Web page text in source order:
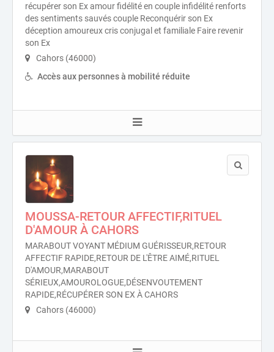
récupérer son Ex amour fidélité en couple infidélité renforts
des sentiments sauvés couple Reconquérir son Ex
déception amoureux cris conjugal et familiale Faire revenir
son Ex
Cahors (46000)
Accès aux personnes à mobilité réduite
MOUSSA-RETOUR AFFECTIF,RITUEL
D'AMOUR À CAHORS
MARABOUT VOYANT MÉDIUM GUÉRISSEUR,RETOUR
AFFECTIF RAPIDE,RETOUR DE L'ÊTRE AIMÉ,RITUEL
D'AMOUR,MARABOUT
SÉRIEUX,AMOUROLOGUE,DÉSENVOUTEMENT
RAPIDE,RÉCUPÉRER SON EX À CAHORS
Cahors (46000)